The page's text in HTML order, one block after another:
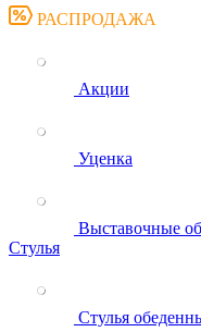
РАСПРОДАЖА
Акции
Уценка
Выставочные
Стулья
Стулья